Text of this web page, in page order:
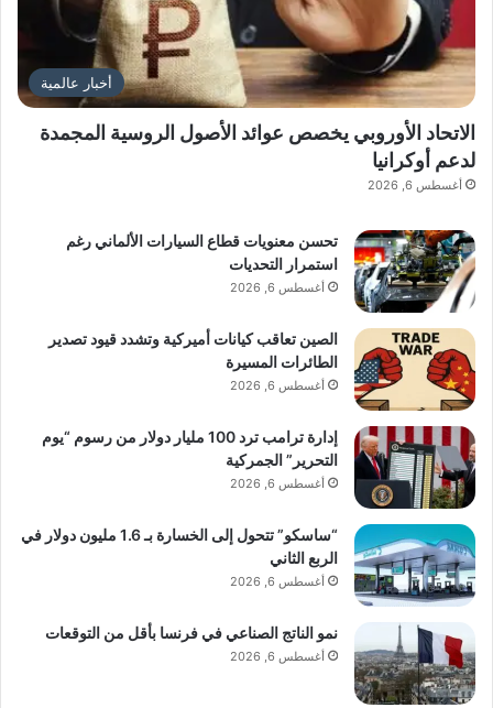
أخبار عالمية
الاتحاد الأوروبي يخصص عوائد الأصول الروسية المجمدة
لدعم أوكرانيا
أغسطس 6, 2026
تحسن معنويات قطاع السيارات الألماني رغم
استمرار التحديات
أغسطس 6, 2026
الصين تعاقب كيانات أميركية وتشدد قيود تصدير
الطائرات المسيرة
أغسطس 6, 2026
إدارة ترامب ترد 100 مليار دولار من رسوم “يوم
التحرير” الجمركية
أغسطس 6, 2026
“ساسكو” تتحول إلى الخسارة بـ 1.6 مليون دولار في
الربع الثاني
أغسطس 6, 2026
نمو الناتج الصناعي في فرنسا بأقل من التوقعات
أغسطس 6, 2026